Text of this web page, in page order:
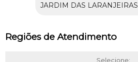
JARDIM DAS LARANJEIRAS
Regiões de Atendimento
Selecione: